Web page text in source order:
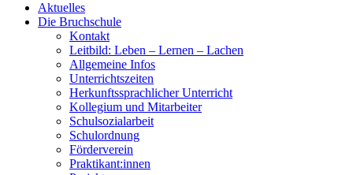
Aktuelles
Die Bruchschule
Kontakt
Leitbild: Leben – Lernen – Lachen
Allgemeine Infos
Unterrichtszeiten
Herkunftssprachlicher Unterricht
Kollegium und Mitarbeiter
Schulsozialarbeit
Schulordnung
Förderverein
Praktikant:innen